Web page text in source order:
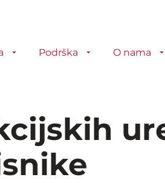
Podrška O nama